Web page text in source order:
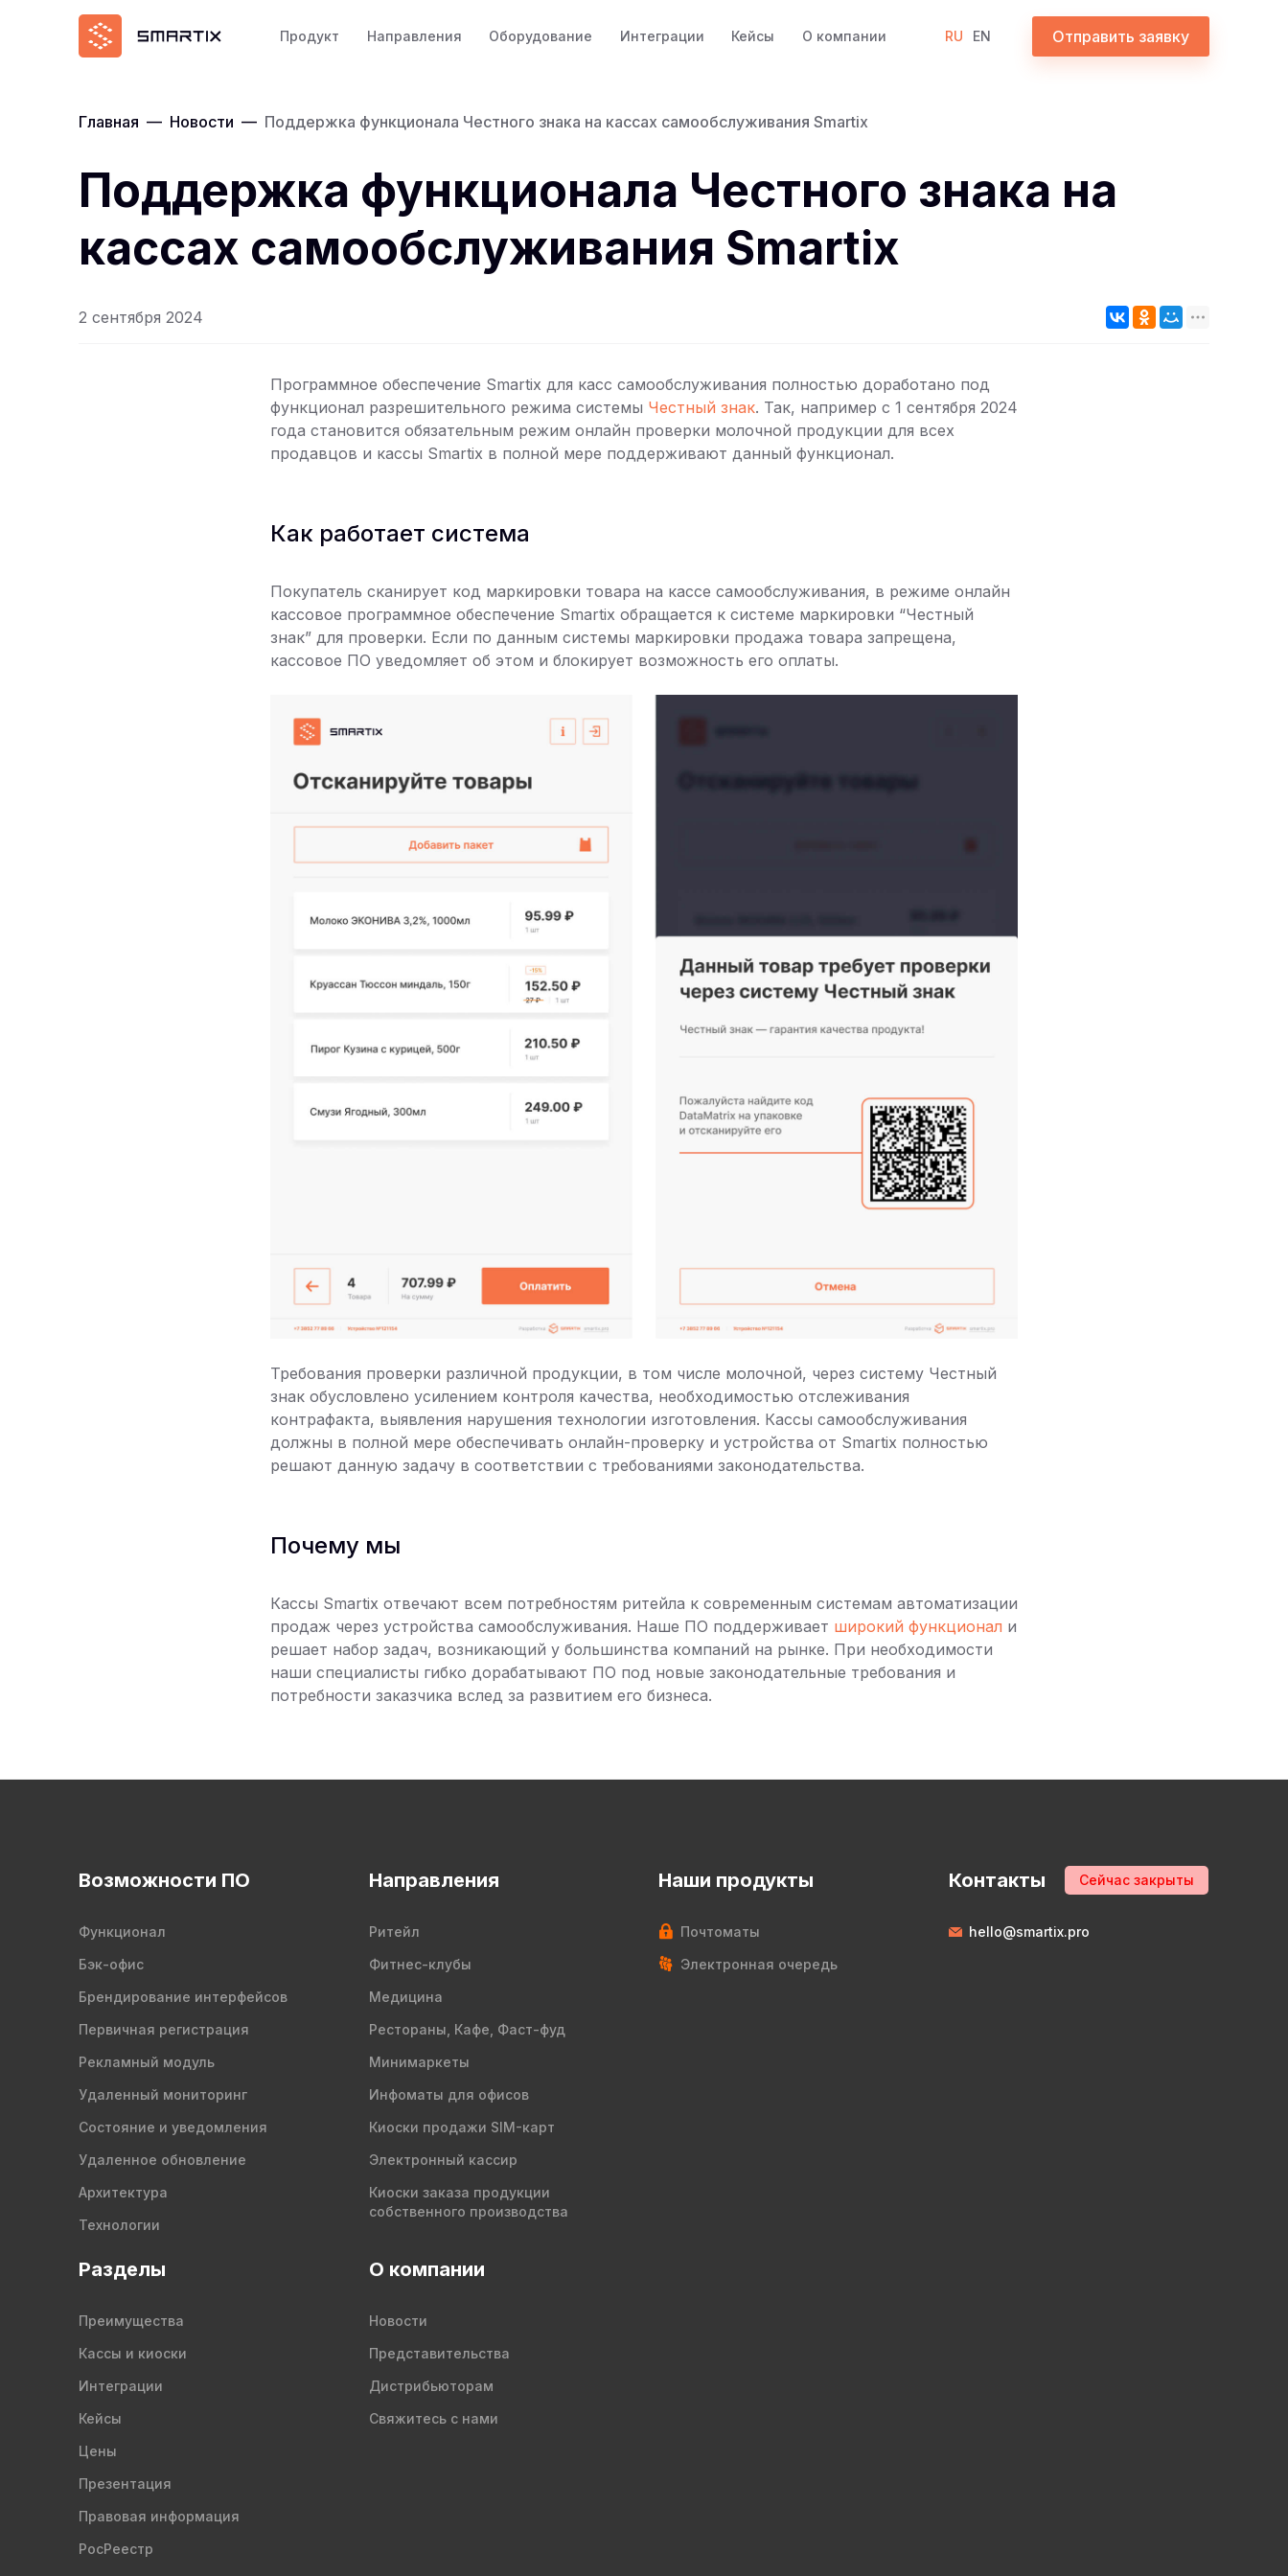
Продукт Направления Оборудование Интеграции Кейсы О компании RU EN Отправить заявку
Главная — Новости — Поддержка функционала Честного знака на кассах самообслуживания Smartix
Поддержка функционала Честного знака на
кассах самообслуживания Smartix
2 сентября 2024
Программное обеспечение Smartix для касс самообслуживания полностью доработано под
функционал разрешительного режима системы Честный знак. Так, например с 1 сентября 2024
года становится обязательным режим онлайн проверки молочной продукции для всех
продавцов и кассы Smartix в полной мере поддерживают данный функционал.
Как работает система
Покупатель сканирует код маркировки товара на кассе самообслуживания, в режиме онлайн
кассовое программное обеспечение Smartix обращается к системе маркировки “Честный
знак” для проверки. Если по данным системы маркировки продажа товара запрещена,
кассовое ПО уведомляет об этом и блокирует возможность его оплаты.
Требования проверки различной продукции, в том числе молочной, через систему Честный
знак обусловлено усилением контроля качества, необходимостью отслеживания
контрафакта, выявления нарушения технологии изготовления. Кассы самообслуживания
должны в полной мере обеспечивать онлайн-проверку и устройства от Smartix полностью
решают данную задачу в соответствии с требованиями законодательства.
Почему мы
Кассы Smartix отвечают всем потребностям ритейла к современным системам автоматизации
продаж через устройства самообслуживания. Наше ПО поддерживает широкий функционал и
решает набор задач, возникающий у большинства компаний на рынке. При необходимости
наши специалисты гибко дорабатывают ПО под новые законодательные требования и
потребности заказчика вслед за развитием его бизнеса.
Возможности ПО
Функционал
Бэк-офис
Брендирование интерфейсов
Первичная регистрация
Рекламный модуль
Удаленный мониторинг
Состояние и уведомления
Удаленное обновление
Архитектура
Технологии
Направления
Ритейл
Фитнес-клубы
Медицина
Рестораны, Кафе, Фаст-фуд
Минимаркеты
Инфоматы для офисов
Киоски продажи SIM-карт
Электронный кассир
Киоски заказа продукции
собственного производства
Наши продукты
Почтоматы
Электронная очередь
Контакты Сейчас закрыты
hello@smartix.pro
Разделы
Преимущества
Кассы и киоски
Интеграции
Кейсы
Цены
Презентация
Правовая информация
РосРеестр
О компании
Новости
Представительства
Дистрибьюторам
Свяжитесь с нами